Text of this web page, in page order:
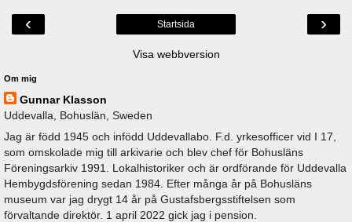
‹ ›
Startsida
Visa webbversion
Om mig
Gunnar Klasson
Uddevalla, Bohuslän, Sweden
Jag är född 1945 och infödd Uddevallabo. F.d. yrkesofficer vid I 17,
som omskolade mig till arkivarie och blev chef för Bohusläns
Föreningsarkiv 1991. Lokalhistoriker och är ordförande för Uddevalla
Hembygdsförening sedan 1984. Efter många år på Bohusläns
museum var jag drygt 14 år på Gustafsbergsstiftelsen som
förvaltande direktör. 1 april 2022 gick jag i pension.